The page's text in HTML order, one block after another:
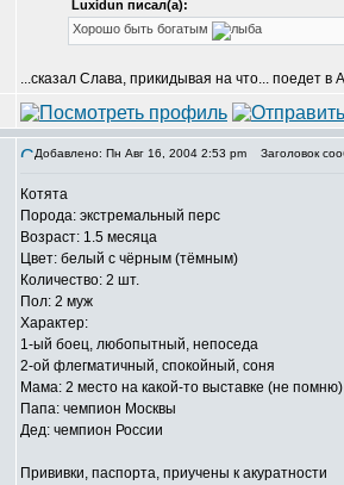
Luxidun писал(а):
Хорошо быть богатым
...сказал Слава, прикидывая на что... поедет в
Добавлено: Пн Авг 16, 2004 2:53 pm Заголовок
Котята
Порода: экстремальный перс
Возраст: 1.5 месяца
Цвет: белый с чёрным (тёмным)
Количество: 2 шт.
Пол: 2 муж
Характер:
1-ый боец, любопытный, непоседа
2-ой флегматичный, спокойный, соня
Мама: 2 место на какой-то выставке (не помню)
Папа: чемпион Москвы
Дед: чемпион России
Прививки, паспорта, приучены к акуратности